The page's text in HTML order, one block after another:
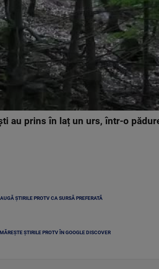
au prins în laț un urs, într-o
ȘTIRILE PROTV CA SURSĂ PREFERATĂ
ȘTIRILE PROTV ÎN GOOGLE DISCOVER